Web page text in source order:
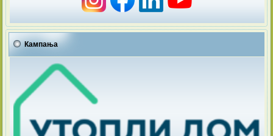
Кампања